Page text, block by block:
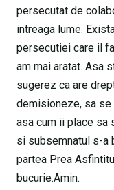
persecutat de
intreaga lume.
persecutiei care il
am mai aratat. Asa
sugerez ca are
demisioneze, sa se
asa cum ii place sa
si subsemnatul s-a
partea Prea
bucurie.Amin.